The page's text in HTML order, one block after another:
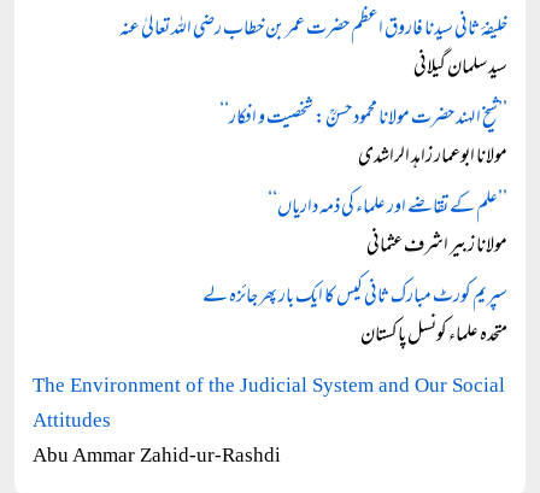
خلیفۂ ثانی سیدنا فاروق اعظم حضرت عمر بن خطاب رضی اللہ تعالیٰ عنہ
سید سلمان گیلانی
’’شیخ الہند حضرت مولانا محمود حسنؒ: شخصیت و افکار‘‘
مولانا ابوعمار زاہد الراشدی
’’علم کے تقاضے اور علماء کی ذمہ داریاں‘‘
مولانا زبیر اشرف عثمانی
سپریم کورٹ مبارک ثانی کیس کا ایک بار پھر جائزہ لے
متحدہ علماء کونسل پاکستان
The Environment of the Judicial System and Our Social
Attitudes
Abu Ammar Zahid-ur-Rashdi